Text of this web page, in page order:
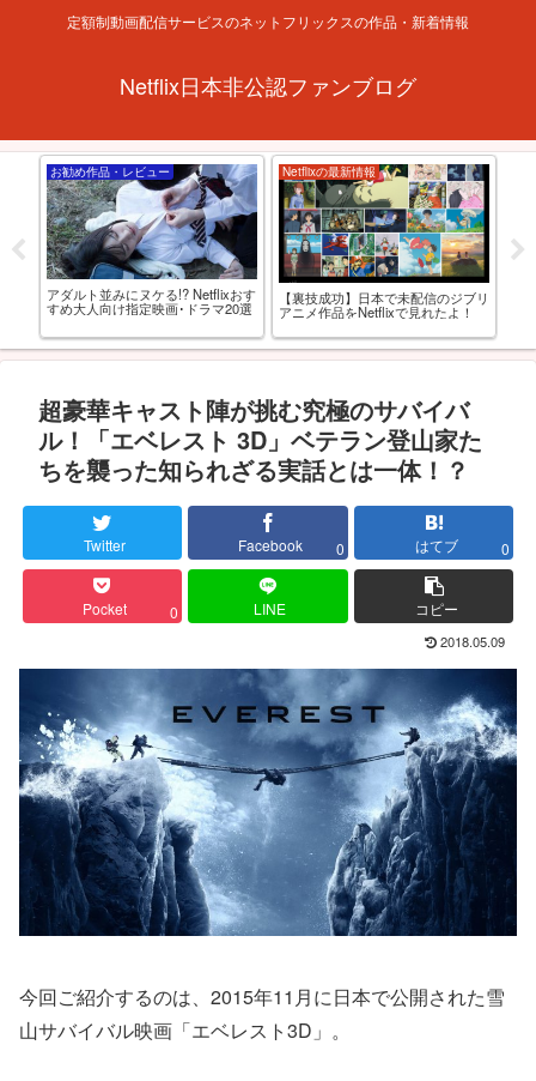
定額制動画配信サービスのネットフリックスの作品・新着情報
Netflix日本非公認ファンブログ
お勧め作品・レビュー
アダルト並みにヌケる!? Netflixおす
すめ大人向け指定映画･ドラマ20選
Netflixの最新情報
【裏技成功】日本で未配信のジブリ
アニメ作品をNetflixで見れたよ！
超豪華キャスト陣が挑む究極のサバイバ
ル！「エベレスト 3D」ベテラン登山家た
ちを襲った知られざる実話とは一体！？
Twitter Facebook 0 はてブ 0
Pocket 0 LINE コピー
2018.05.09
今回ご紹介するのは、2015年11月に日本で公開された雪
山サバイバル映画「エベレスト3D」。